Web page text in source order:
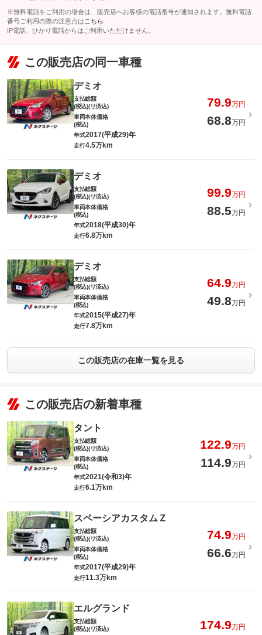
※無料電話をご利用の場合は、販売店へお客様の電話番号が通知されます。無料電話
番号ご利用の際の注意点は こちら
IP電話、ひかり電話からはご利用いただけません。
この販売店の同一車種
デミオ
支払総額
(税込)(リ済込)
79.9万円
車両本体価格
(税込)
68.8万円
年式2017(平成29)年
走行4.5万km
デミオ
支払総額
(税込)(リ済込)
99.9万円
車両本体価格
(税込)
88.5万円
年式2018(平成30)年
走行6.8万km
デミオ
支払総額
(税込)(リ済込)
64.9万円
車両本体価格
(税込)
49.8万円
年式2015(平成27)年
走行7.8万km
この販売店の在庫一覧を見る
この販売店の新着車種
タント
支払総額
(税込)(リ済込)
122.9万円
車両本体価格
(税込)
114.9万円
年式2021(令和3)年
走行6.1万km
スペーシアカスタムＺ
支払総額
(税込)(リ済込)
74.9万円
車両本体価格
(税込)
66.6万円
年式2017(平成29)年
走行11.3万km
エルグランド
支払総額
(税込)(リ済込)
174.9万円